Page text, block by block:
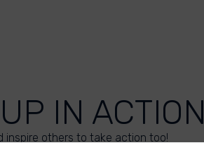
IN ACTION
inspire others to take action too!